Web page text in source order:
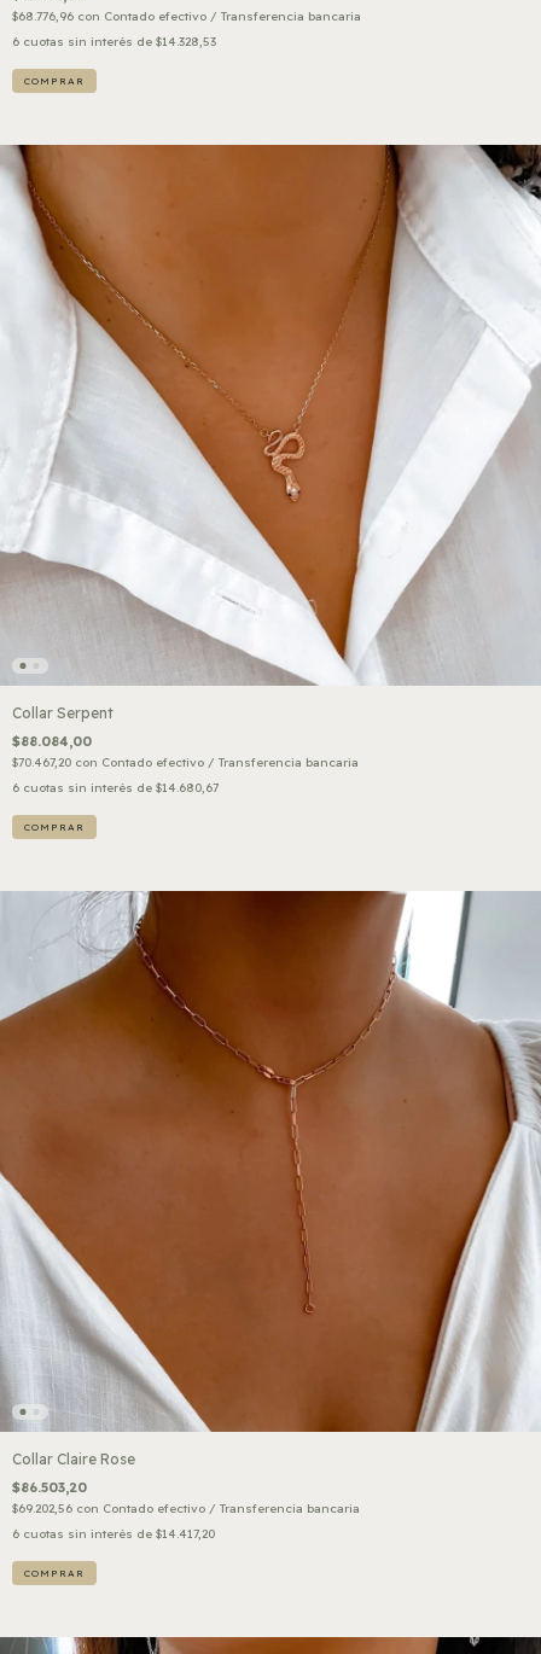
$68.776,96 con Contado efectivo / Transferencia bancaria
6 cuotas sin interés de $14.328,53
Collar Serpent
$88.084,00
$70.467,20 con Contado efectivo / Transferencia bancaria
6 cuotas sin interés de $14.680,67
Collar Claire Rose
$86.503,20
$69.202,56 con Contado efectivo / Transferencia bancaria
6 cuotas sin interés de $14.417,20